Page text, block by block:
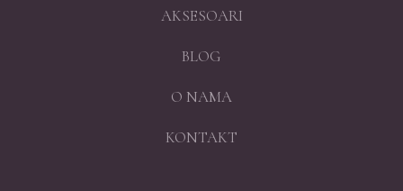
AKSESOARI
BLOG
O NAMA
KONTAKT